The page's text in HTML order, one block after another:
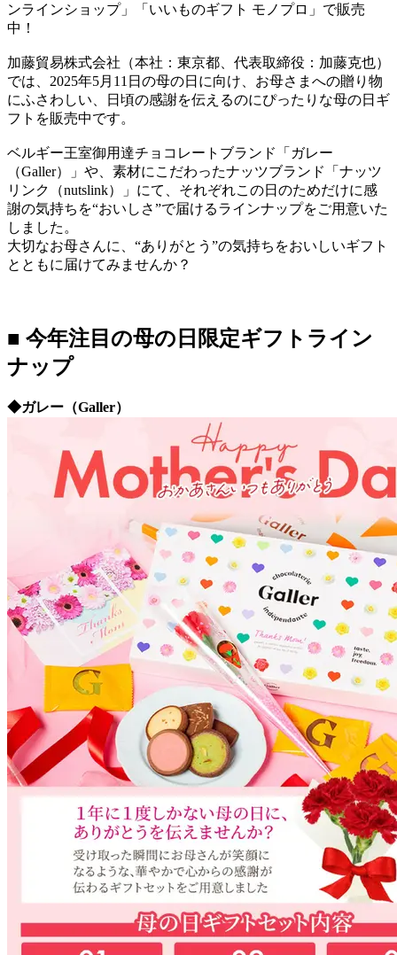
ンラインショップ」「いいものギフト モノプロ」で販売
中！
加藤貿易株式会社（本社：東京都、代表取締役：加藤克也）
では、2025年5月11日の母の日に向け、お母さまへの贈り物
にふさわしい、日頃の感謝を伝えるのにぴったりな母の日ギ
フトを販売中です。
ベルギー王室御用達チョコレートブランド「ガレー
（Galler）」や、素材にこだわったナッツブランド「ナッツ
リンク（nutslink）」にて、それぞれこの日のためだけに感
謝の気持ちを“おいしさ”で届けるラインナップをご用意いた
しました。
大切なお母さんに、“ありがとう”の気持ちをおいしいギフト
とともに届けてみませんか？
■ 今年注目の母の日限定ギフトライン
ナップ
◆ガレー（Galler）